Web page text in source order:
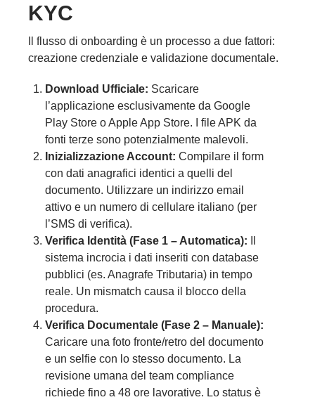
KYC
Il flusso di onboarding è un processo a due fattori:
creazione credenziale e validazione documentale.
Download Ufficiale: Scaricare
l’applicazione esclusivamente da Google
Play Store o Apple App Store. I file APK da
fonti terze sono potenzialmente malevoli.
Inizializzazione Account: Compilare il form
con dati anagrafici identici a quelli del
documento. Utilizzare un indirizzo email
attivo e un numero di cellulare italiano (per
l’SMS di verifica).
Verifica Identità (Fase 1 – Automatica):
sistema incrocia i dati inseriti con database
pubblici (es. Anagrafe Tributaria) in tempo
reale. Un mismatch causa il blocco della
procedura.
Verifica Documentale (Fase 2 – Manuale):
Caricare una foto fronte/retro del documento
e un selfie con lo stesso documento. La
revisione umana del team compliance
richiede fino a 48 ore lavorative. Lo status è